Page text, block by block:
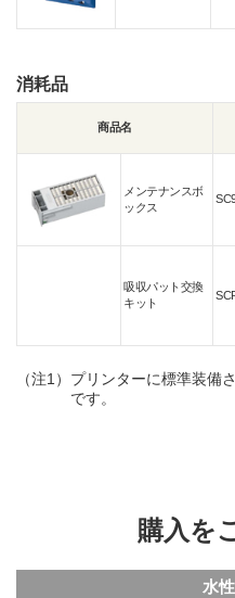
消耗品
商品名
メンテナンスボ
ックス
吸収パット交換
キット
（注1） プリンターに標準装備
です。
購入を
水